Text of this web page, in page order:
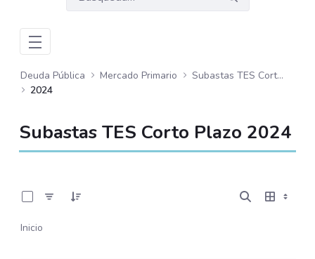
Deuda Pública Mercado Primario
Subastas TES Corto Plazo
2024
Subastas TES Corto Plazo 2024
Inicio